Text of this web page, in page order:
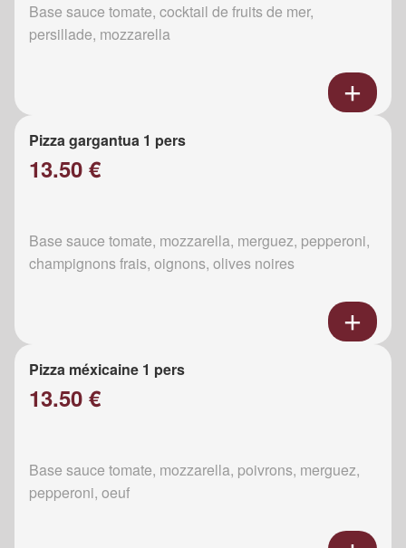
Base sauce tomate, cocktail de fruits de mer,
persillade, mozzarella
Pizza gargantua 1 pers
13.50 €
Base sauce tomate, mozzarella, merguez, pepperoni,
champignons frais, oignons, olives noires
Pizza méxicaine 1 pers
13.50 €
Base sauce tomate, mozzarella, poivrons, merguez,
pepperoni, oeuf